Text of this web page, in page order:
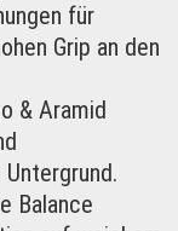
für
Grip an den
& Aramid
Balance